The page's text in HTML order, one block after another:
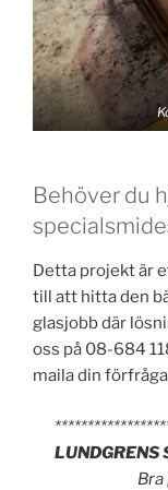
Behöver du
Detta projekt är
till att hitta den
glasjobb där
oss på 08-684
maila din
LUNDGRENS